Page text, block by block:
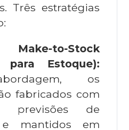
Três estratégias
Make-to-Stock
para Estoque):
os
fabricados com
previsões de
e mantidos em